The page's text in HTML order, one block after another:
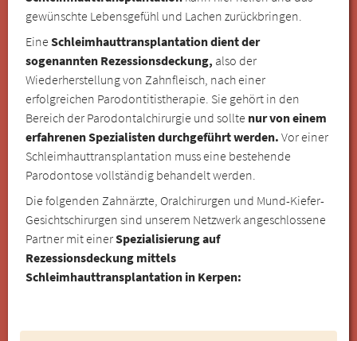
gewünschte Lebensgefühl und Lachen zurückbringen.
EineSchleimhauttransplantation dient der
sogenannten Rezessionsdeckung, also der
Wiederherstellung von Zahnfleisch, nach einer
erfolgreichen Parodontitistherapie. Sie gehört in den
Bereich der Parodontalchirurgie und sollte nur von einem
erfahrenen Spezialisten durchgeführt werden. Vor einer
Schleimhauttransplantation muss eine bestehende
Parodontose vollständig behandelt werden.
Die folgenden Zahnärzte, Oralchirurgen und Mund-Kiefer-
Gesichtschirurgen sind unserem Netzwerk angeschlossene
Partner mit einerSpezialisierung auf
Rezessionsdeckung mittels
Schleimhauttransplantation in Kerpen: